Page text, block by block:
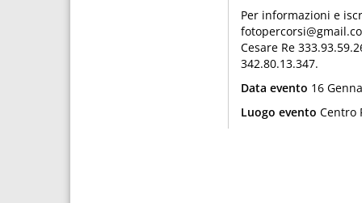
Per informazioni e
Cesare Re
342.80.13.347.
Data evento 16
Luogo evento Centro